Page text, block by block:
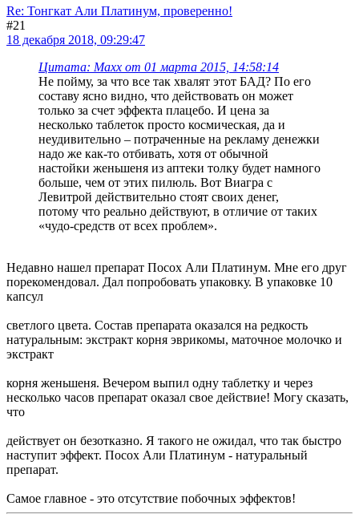
Re: Тонгкат Али Платинум, проверенно!
#21
18 декабря 2018, 09:29:47
Цитата: Maxx от 01 марта 2015, 14:58:14
Не пойму, за что все так хвалят этот БАД? По его
составу ясно видно, что действовать он может
только за счет эффекта плацебо. И цена за
несколько таблеток просто космическая, да и
неудивительно – потраченные на рекламу денежки
надо же как-то отбивать, хотя от обычной
настойки женьшеня из аптеки толку будет намного
больше, чем от этих пилюль. Вот Виагра с
Левитрой действительно стоят своих денег,
потому что реально действуют, в отличие от таких
«чудо-средств от всех проблем».
Недавно нашел препарат Посох Али Платинум. Мне его друг
порекомендовал. Дал попробовать упаковку. В упаковке 10
капсул
светлого цвета. Состав препарата оказался на редкость
натуральным: экстракт корня эврикомы, маточное молочко и
экстракт
корня женьшеня. Вечером выпил одну таблетку и через
несколько часов препарат оказал свое действие! Могу сказать,
что
действует он безотказно. Я такого не ожидал, что так быстро
наступит эффект. Посох Али Платинум - натуральный
препарат.
Самое главное - это отсутствие побочных эффектов!